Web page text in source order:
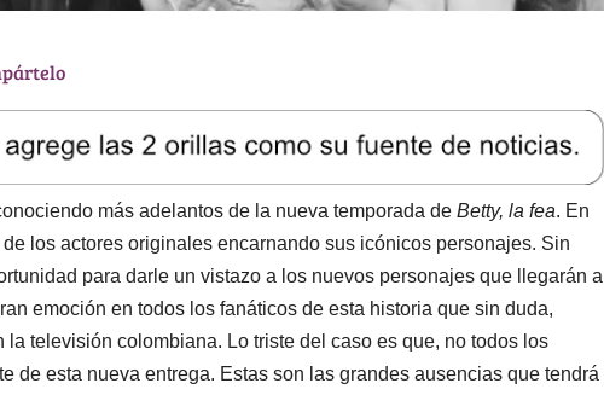
más adelantos de la nueva temporada de Betty, la fea. En
los actores originales encarnando sus icónicos personajes. Sin
para darle un vistazo a los nuevos personajes que llegarán a
emoción en todos los fanáticos de esta historia que sin duda,
la televisión colombiana. Lo triste del caso es que, no todos los
de esta nueva entrega. Estas son las grandes ausencias que tendrá